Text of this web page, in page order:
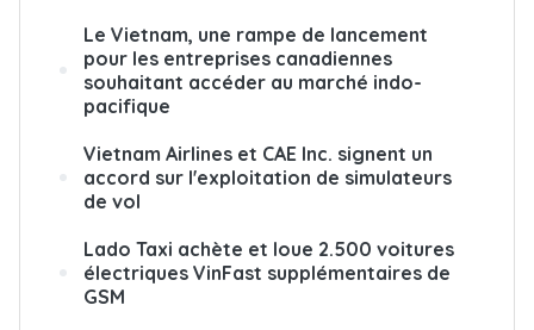
Le Vietnam, une rampe de lancement
pour les entreprises canadiennes
souhaitant accéder au marché indo-
pacifique
Vietnam Airlines et CAE Inc. signent un
accord sur l'exploitation de simulateurs
de vol
Lado Taxi achète et loue 2.500 voitures
électriques VinFast supplémentaires de
GSM